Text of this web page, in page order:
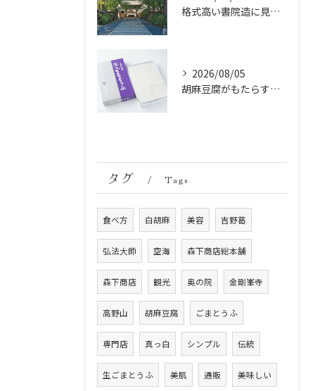
格式高い書院造に見る金剛峯寺の中世から近世への変遷
2026/08/05
胡麻豆腐がもたらす美肌の秘密：ビタミンEと抗酸化成分の力
タグ Tags
食べ方 白胡麻 美容 吉野葛
弘法大師 空海 森下商店総本舗
森下商店 観光 奥の院 金剛峯寺
高野山 胡麻豆腐 ごまとうふ
専門店 真っ白 シンプル 伝統
生ごまとうふ 美肌 通販 美味しい